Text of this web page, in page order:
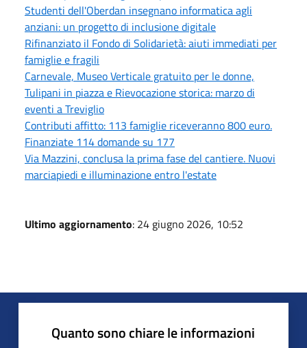
Studenti dell'Oberdan insegnano informatica agli
anziani: un progetto di inclusione digitale
Rifinanziato il Fondo di Solidarietà: aiuti immediati per
famiglie e fragili
Carnevale, Museo Verticale gratuito per le donne,
Tulipani in piazza e Rievocazione storica: marzo di
eventi a Treviglio
Contributi affitto: 113 famiglie riceveranno 800 euro.
Finanziate 114 domande su 177
Via Mazzini, conclusa la prima fase del cantiere. Nuovi
marciapiedi e illuminazione entro l'estate
Ultimo aggiornamento: 24 giugno 2026, 10:52
Quanto sono chiare le informazioni